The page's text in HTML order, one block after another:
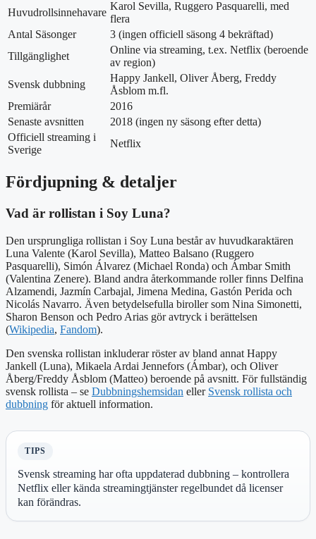
Huvudrollsinnehavare
Karol Sevilla, Ruggero Pasquarelli, med
flera
Antal Säsonger
3 (ingen officiell säsong 4 bekräftad)
Tillgänglighet
Online via streaming, t.ex. Netflix (beroende
av region)
Svensk dubbning
Happy Jankell, Oliver Åberg, Freddy
Åsblom m.fl.
Premiärår
2016
Senaste avsnitten
2018 (ingen ny säsong efter detta)
Officiell streaming i
Sverige
Netflix
Fördjupning & detaljer
Vad är rollistan i Soy Luna?
Den ursprungliga rollistan i Soy Luna består av huvudkaraktären
Luna Valente (Karol Sevilla), Matteo Balsano (Ruggero
Pasquarelli), Simón Álvarez (Michael Ronda) och Ámbar Smith
(Valentina Zenere). Bland andra återkommande roller finns Delfina
Alzamendi, Jazmín Carbajal, Jimena Medina, Gastón Perida och
Nicolás Navarro. Även betydelsefulla biroller som Nina Simonetti,
Sharon Benson och Pedro Arias gör avtryck i berättelsen
(Wikipedia, Fandom).
Den svenska rollistan inkluderar röster av bland annat Happy
Jankell (Luna), Mikaela Ardai Jennefors (Ámbar), och Oliver
Åberg/Freddy Åsblom (Matteo) beroende på avsnitt. För fullständig
svensk rollista – se Dubbningshemsidan eller Svensk rollista och
dubbning för aktuell information.
TIPS
Svensk streaming har ofta uppdaterad dubbning – kontrollera
Netflix eller kända streamingtjänster regelbundet då licenser
kan förändras.